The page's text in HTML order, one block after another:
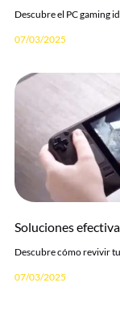
Descubre el PC gaming
07/03/2025
Soluciones
Descubre cómo revivir
07/03/2025